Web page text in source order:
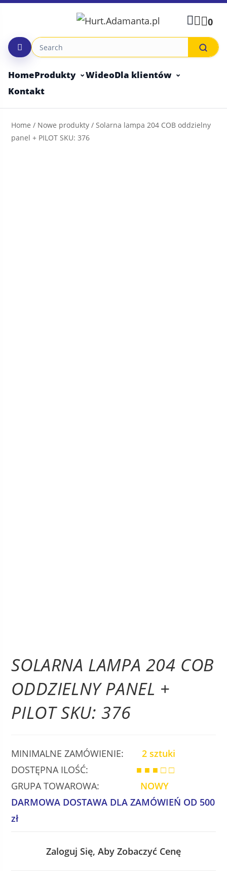
Skip
0
HomeProdukty WideoDla klientów
Kontakt
Home / Nowe produkty / Solarna lampa 204 COB oddzielny
panel + PILOT SKU: 376
SOLARNA LAMPA 204 COB
ODDZIELNY PANEL +
PILOT SKU: 376
MINIMALNE ZAMÓWIENIE:2 sztuki
DOSTĘPNA ILOŚĆ: ■ ■ ■ □ □
GRUPA TOWAROWA: NOWY
DARMOWA DOSTAWA DLA ZAMÓWIEŃ OD 500
zł
Zaloguj Się, Aby Zobaczyć Cenę